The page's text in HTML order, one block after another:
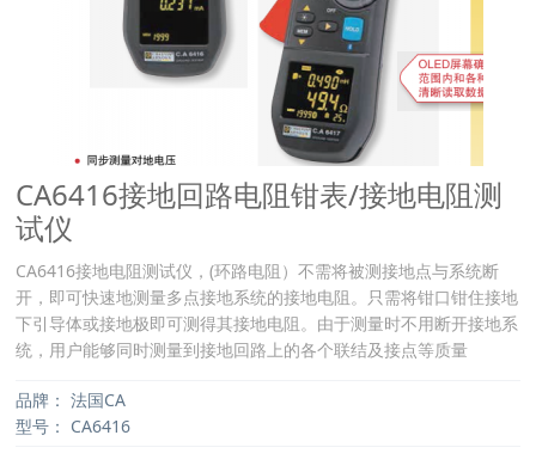
CA6416接地回路电阻钳表/接地电阻测
试仪
CA6416接地电阻测试仪，(环路电阻）不需将被测接地点与系统断
开，即可快速地测量多点接地系统的接地电阻。只需将钳口钳住接地
下引导体或接地极即可测得其接地电阻。由于测量时不用断开接地系
统，用户能够同时测量到接地回路上的各个联结及接点等质量
品牌： 法国CA
型号： CA6416